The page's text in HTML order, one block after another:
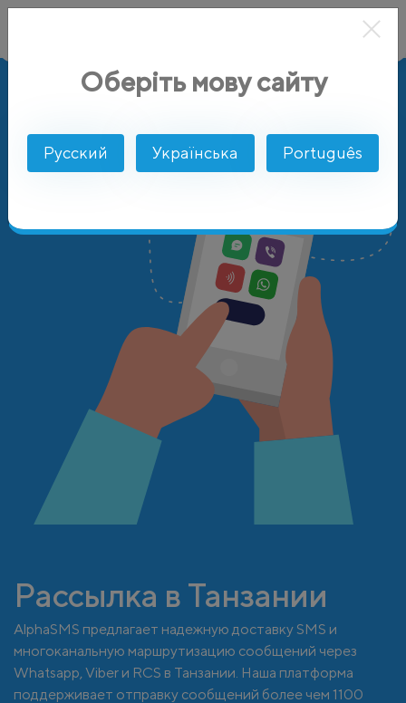
Рассылка в Танзании
AlphaSMS предлагает надежную доставку SMS и
многоканальную маршрутизацию сообщений через
Whatsapp, Viber и RCS в Танзании. Наша платформа
поддерживает отправку сообщений более чем 1100
Оберіть мову сайту
Русский Українська Português